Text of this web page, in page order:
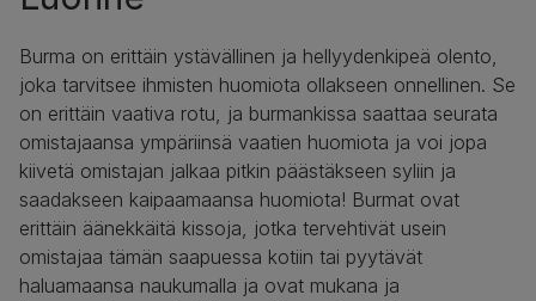
Burma on erittäin ystävällinen ja hellyydenkipeä olento,
joka tarvitsee ihmisten huomiota ollakseen onnellinen. Se
on erittäin vaativa rotu, ja burmankissa saattaa seurata
omistajaansa ympäriinsä vaatien huomiota ja voi jopa
kiivetä omistajan jalkaa pitkin päästäkseen syliin ja
saadakseen kaipaamaansa huomiota! Burmat ovat
erittäin äänekkäitä kissoja, jotka tervehtivät usein
omistajaa tämän saapuessa kotiin tai pyytävät
haluamaansa naukumalla ja ovat mukana ja